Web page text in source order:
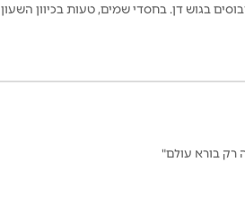
בגוש דן. בחסדי שמים, טעות בכיוון השעון
רק בורא עולם"